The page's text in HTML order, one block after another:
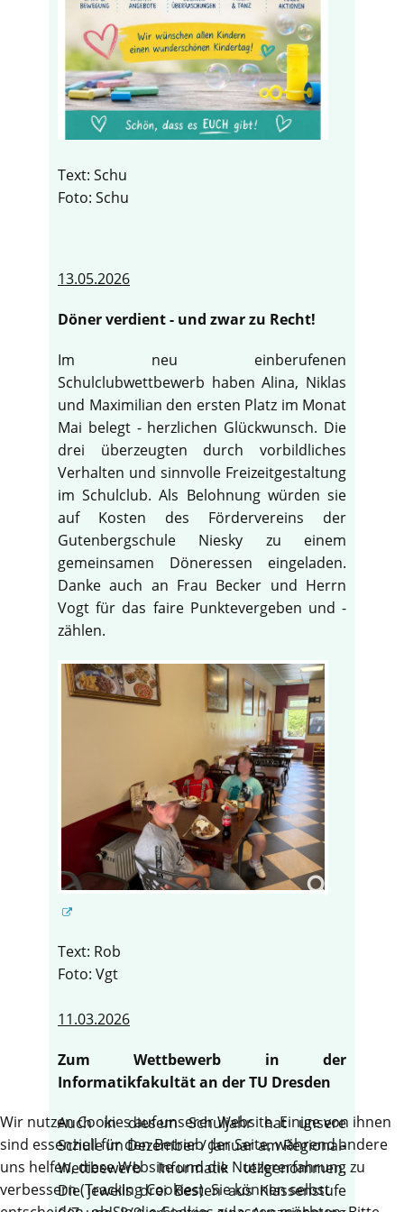
Text: Schu
Foto: Schu
13.05.2026
Döner verdient - und zwar zu Recht!
Im neu einberufenen
Schulclubwettbewerb haben Alina, Niklas
und Maximilian den ersten Platz im Monat
Mai belegt - herzlichen Glückwunsch. Die
drei überzeugten durch vorbildliches
Verhalten und sinnvolle Freizeitgestaltung
im Schulclub. Als Belohnung würden sie
auf Kosten des Fördervereins der
Gutenbergschule Niesky zu einem
gemeinsamen Döneressen eingeladen.
Danke auch an Frau Becker und Herrn
Vogt für das faire Punktevergeben und -
zählen.
Text: Rob
Foto: Vgt
11.03.2026
Zum Wettbewerb in der
Informatikfakultät an der TU Dresden
Auch in diesem Schuljahr hat unsere
Schule im Dezember / Januar am Regional-
Wettbewerb Informatik teilgenommen.
Die jeweils drei Besten aus Klassenstufe
Wir nutzen Cookies auf unserer Website. Einige von ihnen
sind essenziell für den Betrieb der Seite, während andere
uns helfen, diese Website und die Nutzererfahrung zu
verbessern (Tracking Cookies). Sie können selbst